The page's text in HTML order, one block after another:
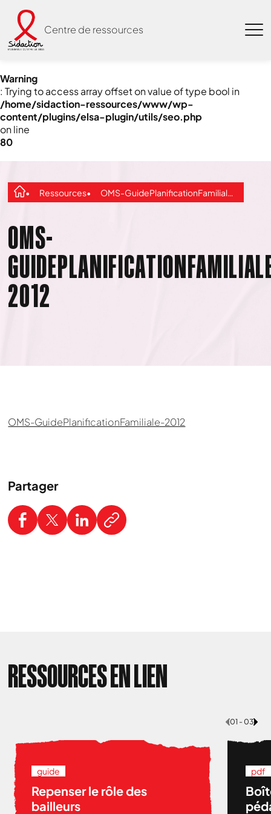
Warning
: Trying to access array offset on value of type bool in
/home/sidaction-ressources/www/wp-
content/plugins/elsa-plugin/utils/seo.php
on line
80
Centre de ressources
Ressources OMS-GuidePlanificationFamiliale-2012
OMS-
2012
OMS-GuidePlanificationFamiliale-2012
Partager
RESSOURCES EN LIEN
01 - 03
guide
Repenser le rôle des
bailleurs
pdf